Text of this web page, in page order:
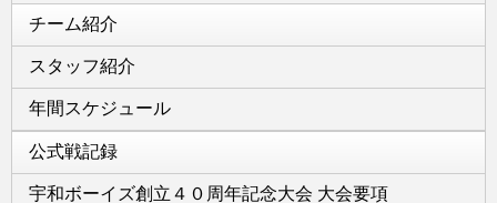
チーム紹介
スタッフ紹介
年間スケジュール
公式戦記録
宇和ボーイズ創立４０周年記念大会 大会要項